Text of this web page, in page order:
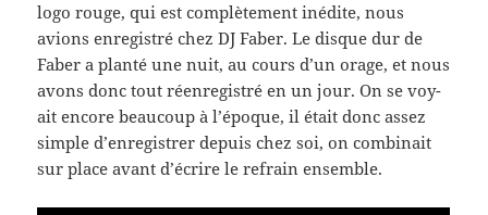
logo rouge, qui est com­plète­ment inédite, nous
avions enreg­istré chez DJ Faber. Le disque dur de
Faber a planté une nuit, au cours d’un orage, et nous
avons donc tout réen­reg­istré en un jour. On se voy­
ait encore beau­coup à l’époque, il était donc assez
sim­ple d’enregistrer depuis chez soi, on com­bi­nait
sur place avant d’écrire le refrain ensemble.